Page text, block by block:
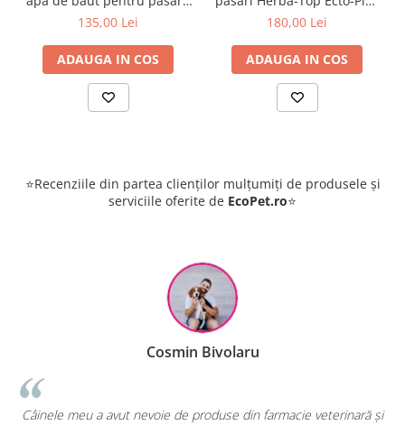
de 7-10 zile
Se poate administra în continuare dacă este necesar.
✔️Compoziție:
Calendula officinalis
Inula helenium
porcine, iepuri Herba-Top
135,00 Lei
ADAUGA IN COS
1 L + Albastru de metilen 1
180,00 Lei
ADAUGA IN COS
⭐Recenziile din partea clienților mulțumiți de produsele și
serviciile oferite de EcoPet.ro⭐
și
Raluca Popescu
EcoPet.ro este salvarea mea de fiecare dată când am